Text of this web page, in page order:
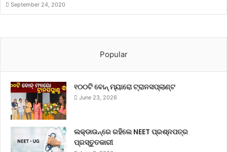
September 24, 2020
Popular
୧୦୦ଟି ବୋନ୍ ମ୍ୟାରୋ ଟ୍ରାନସପ୍ଲାଣ୍ଟ
June 23, 2026
ଲକ୍‌ଡାଉନ୍‌ରେ ରହିଲେ NEET ପ୍ରଶ୍ନପତ୍ର
ପ୍ରସ୍ତୁତକାରୀ